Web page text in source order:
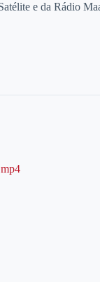
e da Rádio